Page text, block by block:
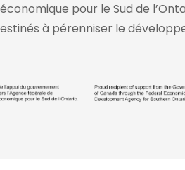
pour le Sud de
à pérenniser le